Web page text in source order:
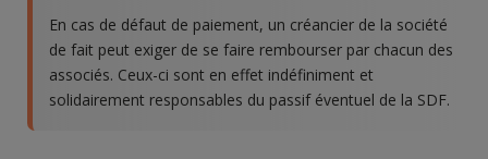
En cas de défaut de paiement, un créancier de la société
de fait peut exiger de se faire rembourser par chacun des
associés. Ceux-ci sont en effet indéfiniment et
solidairement responsables du passif éventuel de la SDF.